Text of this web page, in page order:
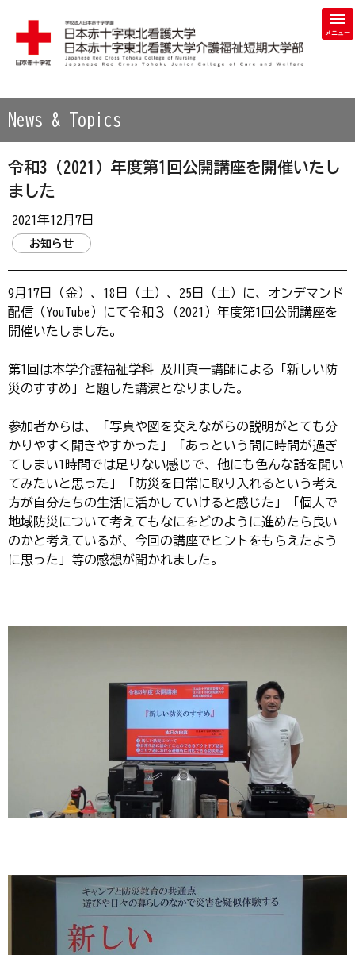
学校法人 日本赤十字学園 日本赤十字東北看護大学・日本赤
News & Topics
令和3（2021）年度第1回公開講座を開催いたし
ました
2021年12月7日
お知らせ
9月17日（金）、18日（土）、25日（土）に、オンデマンド
配信（YouTube）にて令和３（2021）年度第1回公開講座を
開催いたしました。
第1回は本学介護福祉学科 及川真一講師による「新しい防
災のすすめ」と題した講演となりました。
参加者からは、「写真や図を交えながらの説明がとても分
かりやすく聞きやすかった」「あっという間に時間が過ぎ
てしまい1時間では足りない感じで、他にも色んな話を聞い
てみたいと思った」「防災を日常に取り入れるという考え
方が自分たちの生活に活かしていけると感じた」「個人で
地域防災について考えてもなにをどのように進めたら良い
のかと考えているが、今回の講座でヒントをもらえたよう
に思った」等の感想が聞かれました。